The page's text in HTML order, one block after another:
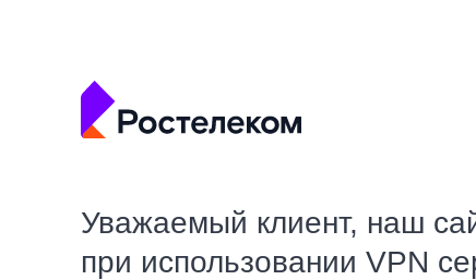
Уважаемый клиент, наш
при использовании VPN